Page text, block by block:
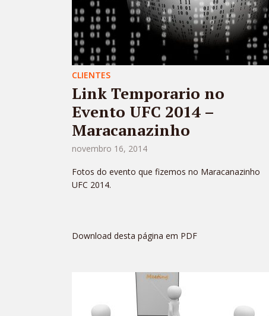
CLIENTES
Link Temporario no
Evento UFC 2014 –
Maracanazinho
novembro 16, 2014
Fotos do evento que fizemos no Maracanazinho
UFC 2014.
Download desta página em PDF